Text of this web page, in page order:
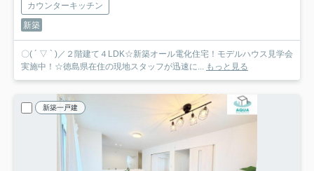
カウンターキッチン
新築
〇( ´ ▽ ` )／２階建て４LDK☆新築オール電化住宅！モデルハウス見学会
実施中！☆徳島県在住の現地スタッフが迅速に... もっと見る
新築一戸建